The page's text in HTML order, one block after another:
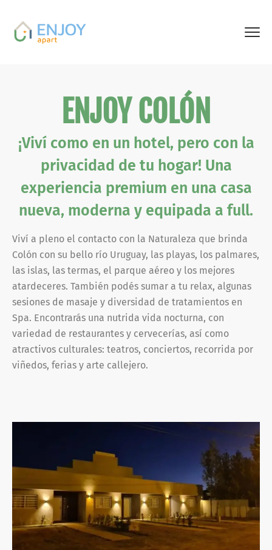
ENJOY COLÓN
¡Viví como en un hotel, pero con la
privacidad de tu hogar! Una
experiencia premium en una casa
nueva, moderna y equipada a full.
Viví a pleno el contacto con la Naturaleza que brinda
Colón con su bello río Uruguay, las playas, los palmares,
las islas, las termas, el parque aéreo y los mejores
atardeceres. También podés sumar a tu relax, algunas
sesiones de masaje y diversidad de tratamientos en
Spa. Encontrarás una nutrida vida nocturna, con
variedad de restaurantes y cervecerías, así como
atractivos culturales: teatros, conciertos, recorrida por
viñedos, ferias y arte callejero.